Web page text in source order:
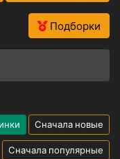
Подборки
Сначала новые
Сначала популярные